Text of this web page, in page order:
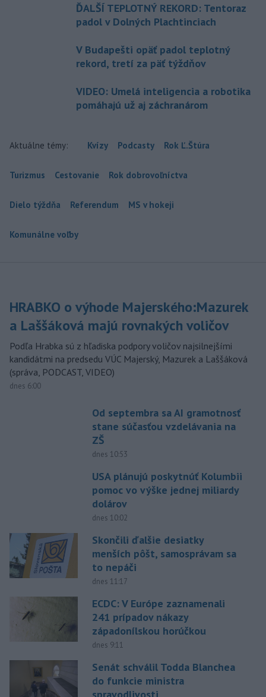
ĎALŠÍ TEPLOTNÝ REKORD: Tentoraz
padol v Dolných Plachtinciach
V Budapešti opäť padol teplotný
rekord, tretí za päť týždňov
VIDEO: Umelá inteligencia a robotika
pomáhajú už aj záchranárom
Aktuálne témy: Kvízy Podcasty Rok Ľ.Štúra
Turizmus Cestovanie Rok dobrovoľníctva
Dielo týždňa Referendum MS v hokeji
Komunálne voľby
HRABKO o výhode Majerského:Mazurek
a Laššáková majú rovnakých voličov
Podľa Hrabka sú z hľadiska podpory voličov najsilnejšími
kandidátmi na predsedu VÚC Majerský, Mazurek a Laššáková
(správa, PODCAST, VIDEO)
dnes 6:00
Od septembra sa AI gramotnosť
stane súčasťou vzdelávania na
ZŠ
dnes 10:53
USA plánujú poskytnúť Kolumbii
pomoc vo výške jednej miliardy
dolárov
dnes 10:02
Skončili ďalšie desiatky
menších pôšt, samosprávam sa
to nepáči
dnes 11:17
ECDC: V Európe zaznamenali
241 prípadov nákazy
západonílskou horúčkou
dnes 9:11
Senát schválil Todda Blanchea
do funkcie ministra
spravodlivosti